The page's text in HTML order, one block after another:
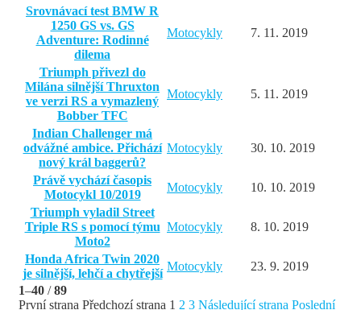
Srovnávací test BMW R
1250 GS vs. GS
Adventure: Rodinné
dilema
Motocykly 7. 11. 2019
Triumph přivezl do
Milána silnější Thruxton
ve verzi RS a vymazlený
Bobber TFC
Motocykly 5. 11. 2019
Indian Challenger má
odvážné ambice. Přichází
nový král baggerů?
Motocykly 30. 10. 2019
Právě vychází časopis
Motocykl 10/2019
Motocykly
10. 10. 2019
Triumph vyladil Street
Triple RS s pomocí týmu
Moto2
Motocykly 8. 10. 2019
Honda Africa Twin 2020
je silnější, lehčí a chytřejší
Motocykly
23. 9. 2019
1–40 /89
První strana Předchozí strana 1 2 3 Následující strana Poslední